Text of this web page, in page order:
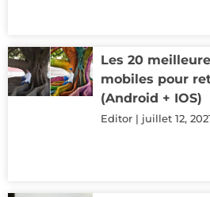
Les 20
mobiles pour
(Android + IOS)
Editor juillet 12,